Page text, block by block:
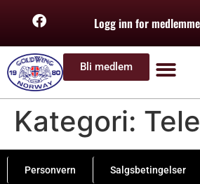
Logg inn for
Bli medlem
Kategori:
Personvern Salgsbetingelser